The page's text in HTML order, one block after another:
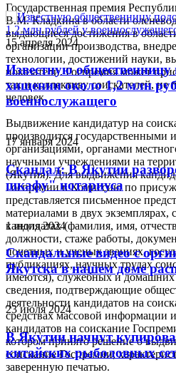
Государственная премия
В.М. Кладкина в области
выдающиеся достижения в
организации производства,
технологии, достижений науки,
показатели. Госпремия может
так и коллективу соискателей,
человек.
Выдвижение кандидатур на
производится государственными
организациями, органами
научными учреждениями на
(Якутия). Для выдвижения
Госпремии в Комиссию по
представляется письменное
материалами в двух экземплярах,
кандидатах (фамилия, имя,
должности, стаже работы,
почетных и ученых званиях,
публикациях, научных трудах
имеются), служебных и домашних
сведения, подтверждающие
деятельности кандидатов на
средствах массовой информации
кандидатов на соискание
котором принято решение о
соискание Госпремии;
заверенную печатью.
15 апреля 2024
Известную общественницу
хищении около 1,2 млн
военнослужащего
17 января 2024
Скандал: В Якутии
шкафу" нотариуса
1 июля 2024
Скандальные видео с
Якутска в нашем доме
23 июля 2024
В Якутии начнут
китайских рыболовных